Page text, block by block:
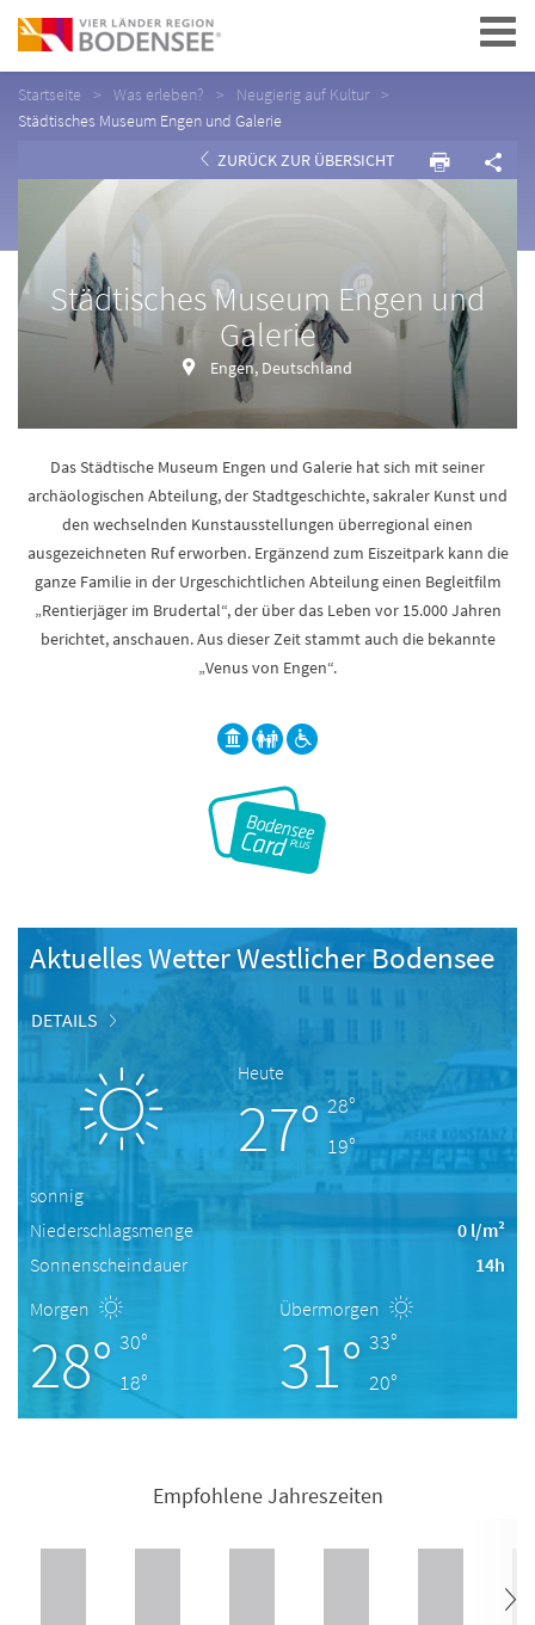
Navigation
Startseite Was erleben?
Neugierig auf Kultur
Städtisches Museum Engen und Galerie
ZURÜCK ZUR ÜBERSICHT
Städtisches Museum Engen und
Galerie
Engen, Deutschland
Das Städtische Museum Engen und Galerie hat sich mit seiner
archäologischen Abteilung, der Stadtgeschichte, sakraler Kunst und
den wechselnden Kunstausstellungen überregional einen
ausgezeichneten Ruf erworben. Ergänzend zum Eiszeitpark kann die
ganze Familie in der Urgeschichtlichen Abteilung einen Begleitfilm
„Rentierjäger im Brudertal“, der über das Leben vor 15.000 Jahren
berichtet, anschauen. Aus dieser Zeit stammt auch die bekannte
„Venus von Engen“.
Aktuelles Wetter Westlicher Bodensee
DETAILS
Heute
27° 28°
19°
sonnig
Niederschlagsmenge
0 l/m²
Sonnenscheindauer
14h
Morgen
28° 30°
18°
Übermorgen
31° 33°
20°
Empfohlene Jahreszeiten